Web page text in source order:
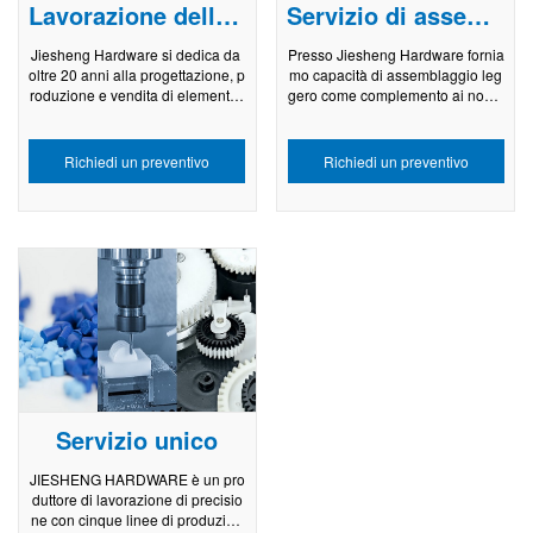
Lavorazione delle viti
Jiesheng Hardware si dedica da
oltre 20 anni alla progettazione, p
roduzione e vendita di elementi d
o ai clienti servizi completi. Dispo
niamo di un team tecnico professi
onale e di un team di ingegneri in
lità per i nostri clienti. I nostri proc
essi di produzione di viti prevedo
no due metodi principali: produzi
one di viti e lavorazione di tornitu
ra CNC.
Richiedi un preventivo
Servizio di assemblaggio
Presso Jiesheng Hardware fornia
mo capacità di assemblaggio leg
gero come complemento ai nostri
di precisione. Oltre a realizzare c
omponenti di precisione, possia
mo assemblarli in parti finite o uni
Richiedi un preventivo
Servizio unico
JIESHENG HARDWARE è un pro
duttore di lavorazione di precisio
ne con cinque linee di produzion